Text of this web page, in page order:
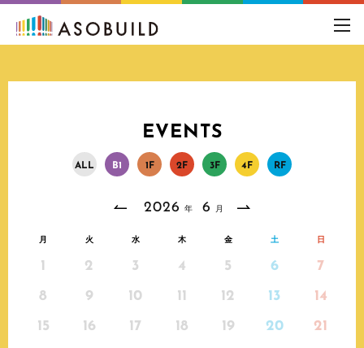
EVENTS
AL L B1 1 F 2F 3F 4F RF
2026 年 6 月
月 火 水 木 金 土 日
1 2 3 4 5 6
7
8
9 10 11 12 13
14
15
16 17 18 19 20
21